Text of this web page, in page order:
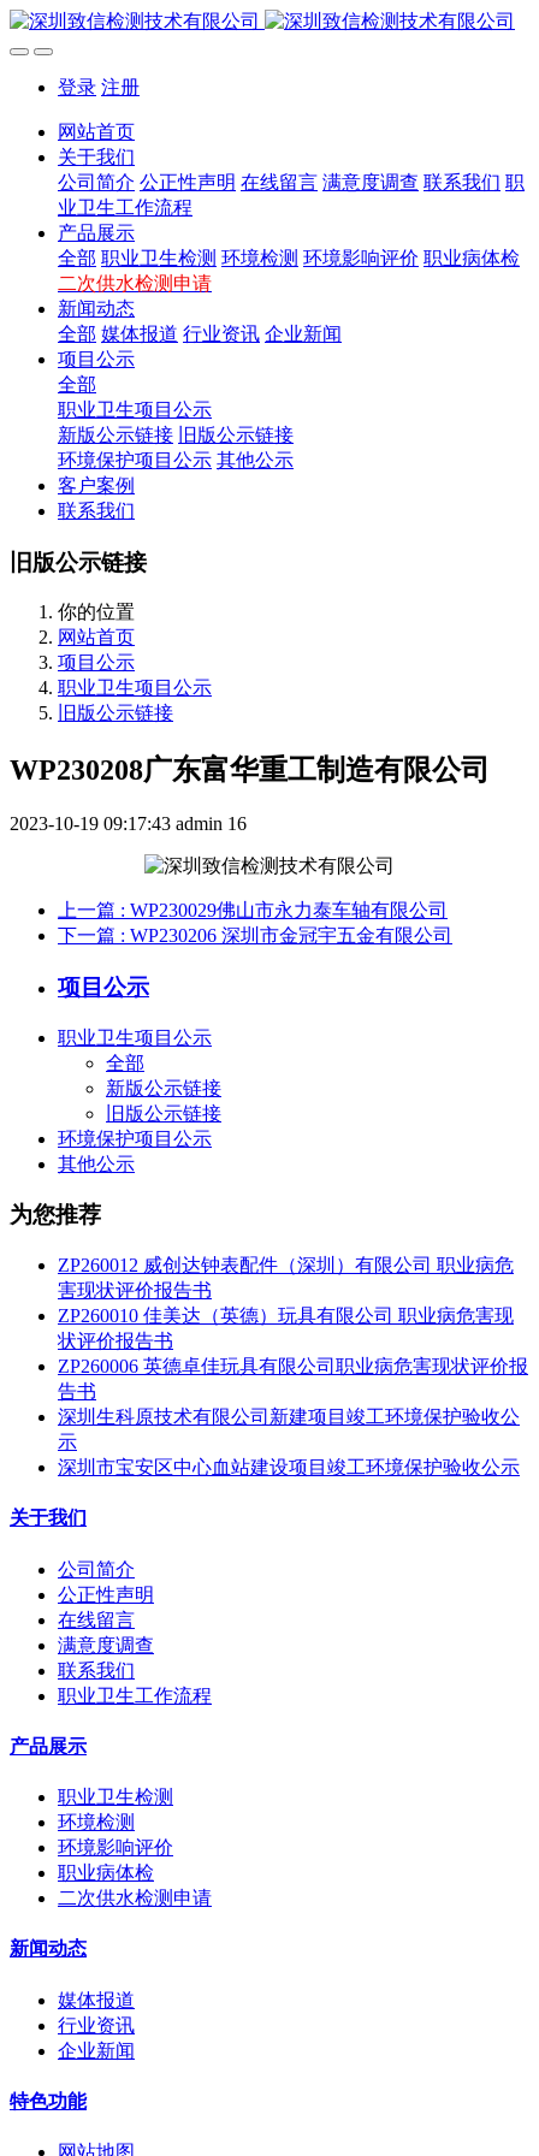
登录 注册
网站首页
关于我们
公司简介 公正性声明 在线留言 满意度调查 联系我们 职
业卫生工作流程
产品展示
全部 职业卫生检测 环境检测 环境影响评价 职业病体检
二次供水检测申请
新闻动态
全部 媒体报道 行业资讯 企业新闻
项目公示
全部
职业卫生项目公示
新版公示链接
旧版公示链接
环境保护项目公示 其他公示
客户案例
联系我们
旧版公示链接
你的位置
网站首页
项目公示
职业卫生项目公示
旧版公示链接
WP230208广东富华重工制造有限公司
2023-10-19 09:17:43 admin 16
上一篇 : WP230029佛山市永力泰车轴有限公司
下一篇 : WP230206 深圳市金冠宇五金有限公司
项目公示
职业卫生项目公示
全部
新版公示链接
旧版公示链接
环境保护项目公示
其他公示
为您推荐
ZP260012 威创达钟表配件（深圳）有限公司 职业病危
害现状评价报告书
ZP260010 佳美达（英德）玩具有限公司 职业病危害现
状评价报告书
ZP260006 英德卓佳玩具有限公司职业病危害现状评价报
告书
深圳生科原技术有限公司新建项目竣工环境保护验收公
示
深圳市宝安区中心血站建设项目竣工环境保护验收公示
关于我们
公司简介
公正性声明
在线留言
满意度调查
联系我们
职业卫生工作流程
产品展示
职业卫生检测
环境检测
环境影响评价
职业病体检
二次供水检测申请
新闻动态
媒体报道
行业资讯
企业新闻
特色功能